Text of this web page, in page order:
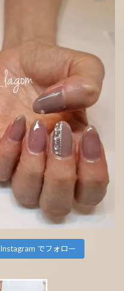
Instagram でフォロー